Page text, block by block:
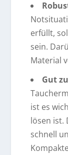
erfüllt,
sein.
Material
Gut
ist es
lösen ist.
schnell